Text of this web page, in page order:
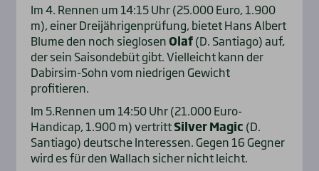
Im 4. Rennen um 14:15 Uhr (25.000 Euro, 1.900
m), einer Dreijährigenprüfung, bietet Hans Albert
Blume den noch sieglosenOlaf(D. Santiago) auf,
der sein Saisondebüt gibt. Vielleicht kann der
Dabirsim-Sohn vom niedrigen Gewicht
profitieren.
Im 5.Rennen um 14:50 Uhr (21.000 Euro-
Handicap, 1.900 m) vertrittSilver Magic (D.
Santiago) deutsche Interessen. Gegen 16 Gegner
wird es für den Wallach sicher nicht leicht.